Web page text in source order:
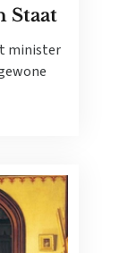
Staat
minister